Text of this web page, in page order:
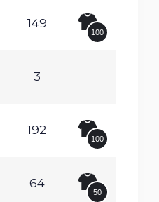
149
100
3
192
100
64
50